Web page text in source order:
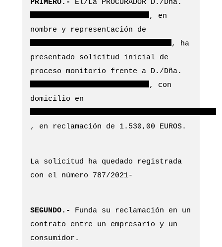
PRIMERO.-
El/La PROCURADOR D./Dña.
, en
nombre y representación de
, ha
presentado solicitud inicial de
proceso monitorio frente a D./Dña.
, con
domicilio en
, en reclamación de 1.530,00 EUROS.
La solicitud ha quedado registrada
con el número 787/2021-
SEGUNDO.-
Funda su reclamación en un
contrato entre un empresario y un
consumidor.